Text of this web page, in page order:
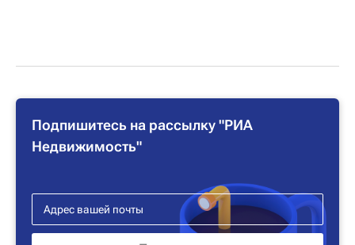
Подпишитесь на рассылку "РИА
Недвижимость"